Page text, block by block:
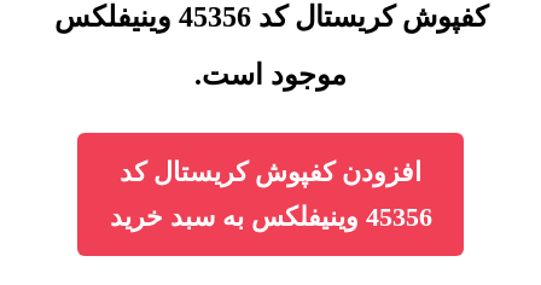
کفپوش کریستال کد 45356 وینیفلکس
موجود است.
افزودن کفپوش کریستال کد
45356 وینیفلکس به سبد خرید